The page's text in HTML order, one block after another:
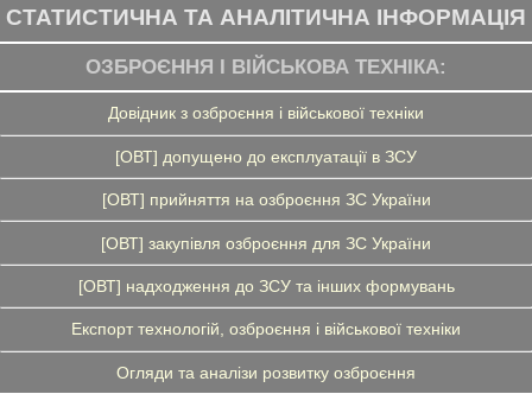
СТАТИСТИЧНА ТА АНАЛІТИЧНА ІНФОРМАЦІЯ
ОЗБРОЄННЯ І ВІЙСЬКОВА ТЕХНІКА:
Довідник з озброєння і військової техніки
[ОВТ] допущено до експлуатації в ЗСУ
[ОВТ] прийняття на озброєння ЗС України
[ОВТ] закупівля озброєння для ЗС України
[ОВТ] надходження до ЗСУ та інших формувань
Експорт технологій, озброєння і військової техніки
Огляди та аналізи розвитку озброєння